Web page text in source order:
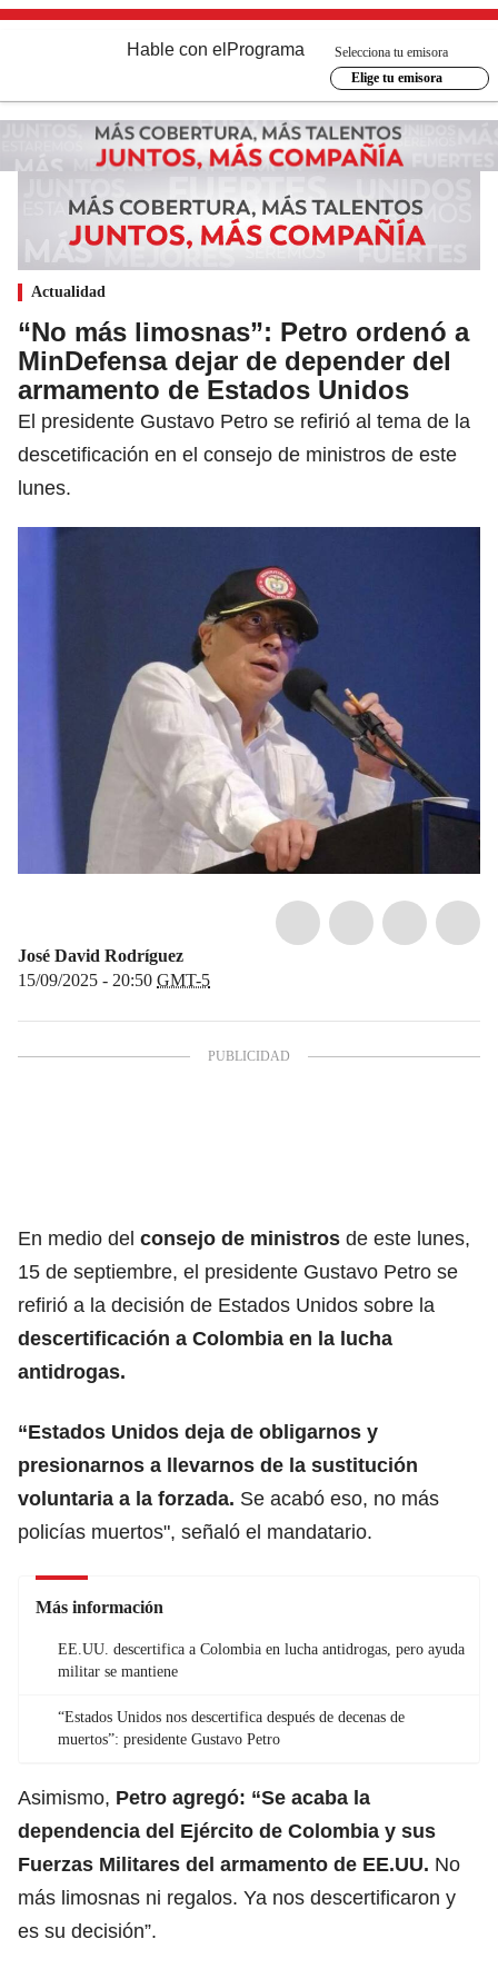
Hable con el Programa
Selecciona tu emisora
Elige tu emisora
Actualidad
“No más limosnas”: Petro ordenó a
MinDefensa dejar de depender del
armamento de Estados Unidos
El presidente Gustavo Petro se refirió al tema de la
descetificación en el consejo de ministros de este
lunes.
José David Rodríguez
15/09/2025 - 20:50 GMT-5
En medio del consejo de ministros de este lunes,
15 de septiembre, el presidente Gustavo Petro se
refirió a la decisión de Estados Unidos sobre la
descertificación a Colombia en la lucha
antidrogas.
“Estados Unidos deja de obligarnos y
presionarnos a llevarnos de la sustitución
voluntaria a la forzada. Se acabó eso, no más
policías muertos", señaló el mandatario.
Más información
EE.UU. descertifica a Colombia en lucha antidrogas, pero ayuda
militar se mantiene
“Estados Unidos nos descertifica después de decenas de
muertos”: presidente Gustavo Petro
Asimismo, Petro agregó: “Se acaba la
dependencia del Ejército de Colombia y sus
Fuerzas Militares del armamento de EE.UU. No
más limosnas ni regalos. Ya nos descertificaron y
es su decisión”.